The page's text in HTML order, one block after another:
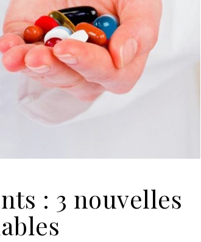
: 3 nouvelles